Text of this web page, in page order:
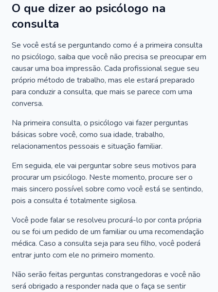
O que dizer ao psicólogo na
consulta
Se você está se perguntando como é a primeira consulta
no psicólogo, saiba que você não precisa se preocupar em
causar uma boa impressão. Cada profissional segue seu
próprio método de trabalho, mas ele estará preparado
para conduzir a consulta, que mais se parece com uma
conversa.
Na primeira consulta, o psicólogo vai fazer perguntas
básicas sobre você, como sua idade, trabalho,
relacionamentos pessoais e situação familiar.
Em seguida, ele vai perguntar sobre seus motivos para
procurar um psicólogo. Neste momento, procure ser o
mais sincero possível sobre como você está se sentindo,
pois a consulta é totalmente sigilosa.
Você pode falar se resolveu procurá-lo por conta própria
ou se foi um pedido de um familiar ou uma recomendação
médica. Caso a consulta seja para seu filho, você poderá
entrar junto com ele no primeiro momento.
Não serão feitas perguntas constrangedoras e você não
será obrigado a responder nada que o faça se sentir